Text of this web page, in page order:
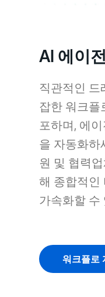
AI 에이
직관적인 드
잡한 워크플
포하며, 에
을 자동화하
원 및 협력
해 종합적인
가속화할 수
워크플로